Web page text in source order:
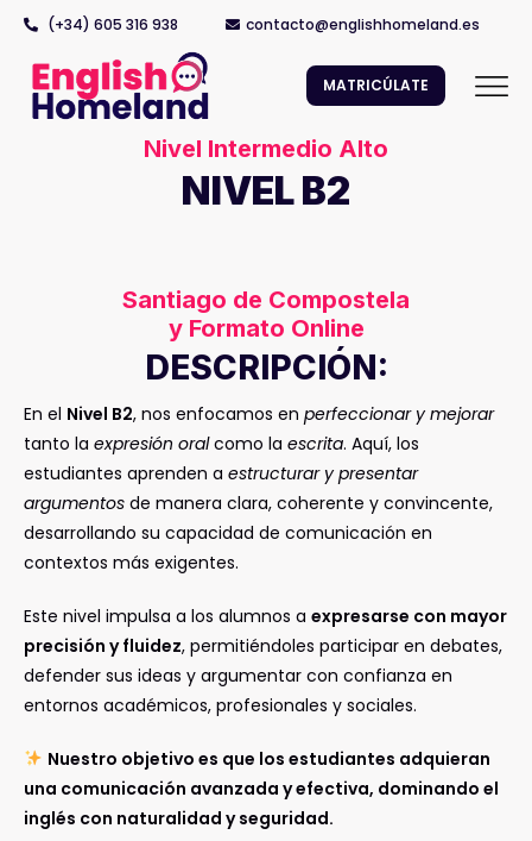
(+34) 605 316 938 contacto@englishhomeland.es
MATRICÚLATE
Nivel Intermedio Alto
NIVEL B2
Santiago de Compostela
y Formato Online
DESCRIPCIÓN:
En el Nivel B2, nos enfocamos en perfeccionar y mejorar
tanto la expresión oralcomo la escrita. Aquí, los
estudiantes aprenden a estructurar y presentar
argumentos de manera clara, coherente y convincente,
desarrollando su capacidad de comunicación en
contextos más exigentes.
Este nivel impulsa a los alumnos a expresarse con mayor
precisión y fluidez, permitiéndoles participar en debates,
defender sus ideas y argumentar con confianza en
entornos académicos, profesionales y sociales.
Nuestro objetivo es que los estudiantes adquieran
una comunicación avanzada y efectiva, dominando el
inglés con naturalidad y seguridad.